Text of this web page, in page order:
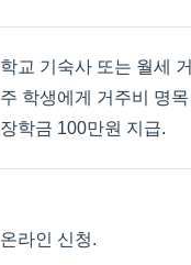
학교 기숙사 또는 월세 거
주 학생에게 거주비 명목
장학금 100만원 지급.
온라인 신청.